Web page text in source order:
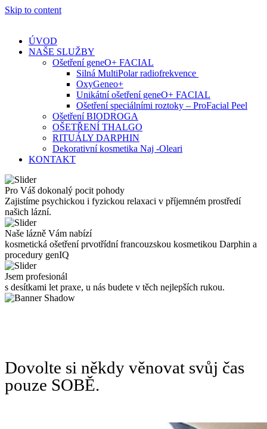
Skip to content
ÚVOD
NAŠE SLUŽBY
Ošetření geneO+ FACIAL
Silná MultiPolar radiofrekvence
OxyGeneo+
Unikátní ošetření geneO+ FACIAL
Ošetření speciálními roztoky – ProFacial Peel
Ošetření BIODROGA
OŠETŘENÍ THALGO
RITUÁLY DARPHIN
Dekorativní kosmetika Naj -Oleari
KONTAKT
Pro Váš dokonalý pocit pohody
Zajistíme psychickou i fyzickou relaxaci v příjemném prostředí
našich lázní.
Naše lázně Vám nabízí
kosmetická ošetření prvotřídní francouzskou kosmetikou Darphin a
procedury genIQ
Jsem profesionál
s desítkami let praxe, u nás budete v těch nejlepších rukou.
Dovolte si někdy věnovat svůj čas
pouze SOBĚ.